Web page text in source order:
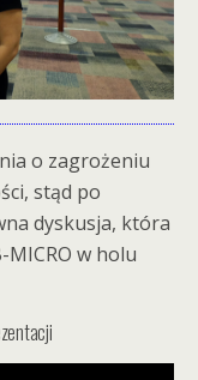
o zagrożeniu
stąd po
dyskusja, która
MICRO w holu